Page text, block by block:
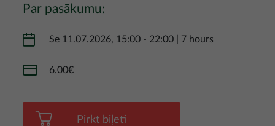
Par pasākumu:
Se 11.07.2026, 15:00 - 22:00 7 hours
6.00€
Pirkt biļeti